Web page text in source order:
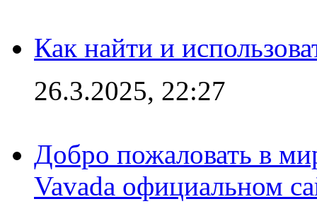
Как найти и
26.3.2025, 22:27
Добро пожаловать в
Vavada официальном